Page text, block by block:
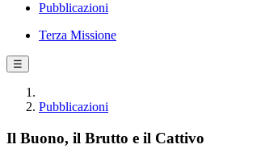
Pubblicazioni
Terza Missione
☰
Pubblicazioni
Il Buono, il Brutto e il Cattivo